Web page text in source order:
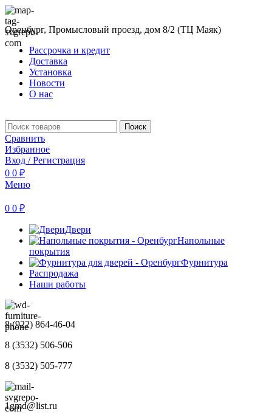
Оренбург, Промысловый проезд, дом 8/2 (ТЦ Маяк)
Рассрочка и кредит
Доставка
Установка
Новости
О нас
Поиск
Сравнить
Избранное
Вход / Регистрация
0 0 ₽
Меню
0 0 ₽
Двери
Напольные
покрытия
Фурнитура
Распродажа
Наши работы
8 (922) 864-46-04
8 (3532) 506-506
8 (3532) 505-777
1gmd@list.ru